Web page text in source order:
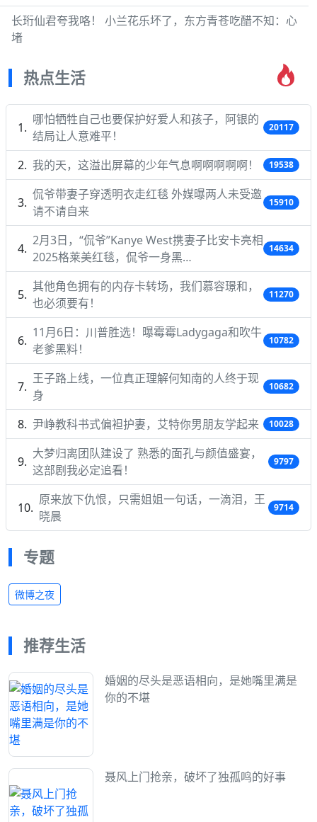
长珩仙君夸我咯！ 小兰花乐坏了，东方青苍吃醋不知：心
堵
热点生活
哪怕牺牲自己也要保护好爱人和孩子，阿银的
结局让人意难平！
20117
我的天，这溢出屏幕的少年气息啊啊啊啊啊！ 19538
侃爷带妻子穿透明衣走红毯 外媒曝两人未受邀
请不请自来
15910
2月3日，“侃爷”Kanye West携妻子比安卡亮相
2025格莱美红毯，侃爷一身黑…
14634
其他角色拥有的内存卡转场，我们慕容璟和，
也必须要有！
11270
11月6日：川普胜选！曝霉霉Ladygaga和吹牛
老爹黑料！
10782
王子路上线，一位真正理解何知南的人终于现
身
10682
尹峥教科书式偏袒护妻，艾特你男朋友学起来 10028
大梦归离团队建设了 熟悉的面孔与颜值盛宴，
这部剧我必定追看！
9797
原来放下仇恨，只需姐姐一句话，一滴泪，王
晓晨
9714
专题
微博之夜
推荐生活
婚姻的尽头是恶语相向，是她嘴里满是
你的不堪
聂风上门抢亲，破坏了独孤鸣的好事